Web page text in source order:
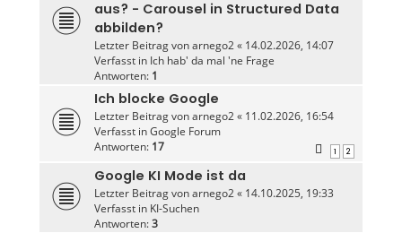
aus? - Carousel in Structured Data
abbilden?
Letzter Beitrag vonarnego2« 14.02.2026, 14:07
Verfasst in Ich hab' da mal 'ne Frage
Antworten: 1
Ich blocke Google
Letzter Beitrag vonarnego2« 11.02.2026, 16:54
Verfasst inGoogle Forum
Antworten: 17 1 2
Google KI Mode ist da
Letzter Beitrag vonarnego2« 14.10.2025, 19:33
Verfasst in KI-Suchen
Antworten:3